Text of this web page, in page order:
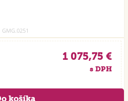
GMG.0251
1 075,75 €
s DPH